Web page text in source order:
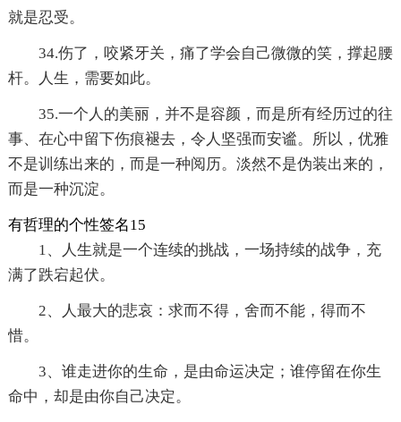
就是忍受。
34.伤了，咬紧牙关，痛了学会自己微微的笑，撑起腰
杆。人生，需要如此。
35.一个人的美丽，并不是容颜，而是所有经历过的往
事、在心中留下伤痕褪去，令人坚强而安谧。所以，优雅
不是训练出来的，而是一种阅历。淡然不是伪装出来的，
而是一种沉淀。
有哲理的个性签名15
1、人生就是一个连续的挑战，一场持续的战争，充
满了跌宕起伏。
2、人最大的悲哀：求而不得，舍而不能，得而不
惜。
3、谁走进你的生命，是由命运决定；谁停留在你生
命中，却是由你自己决定。